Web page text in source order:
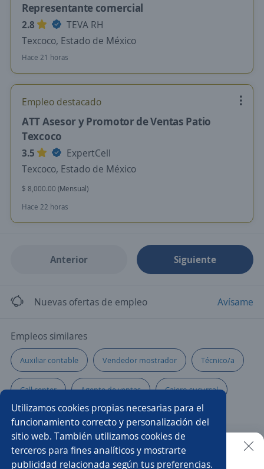
Utilizamos cookies propias necesarias para el
funcionamiento correcto y personalización del
sitio web. También utilizamos cookies de
terceros para fines analíticos y mostrarte
publicidad relacionada según tus preferencias.
Representante comercial
2.8
TEVA RH
Texcoco, Estado de México
Hace 21 horas
Empleo destacado
ATT Asesor y Promotor de Ventas Patio
Texcoco
3.5
ExpertCell
Texcoco, Estado de México
$ 8,000.00 (Mensual)
Hace 22 horas
Anterior Siguiente
Nuevas ofertas de empleo Avísame
Empleos similares
Auxiliar contable Vendedor mostrador Técnico/a
Call center Agente de ventas Cajero sucursal
Gerente administrativo Especialista de nóminas
Auxiliar de cocina Multifuncional
Buscar es más fácil en la app